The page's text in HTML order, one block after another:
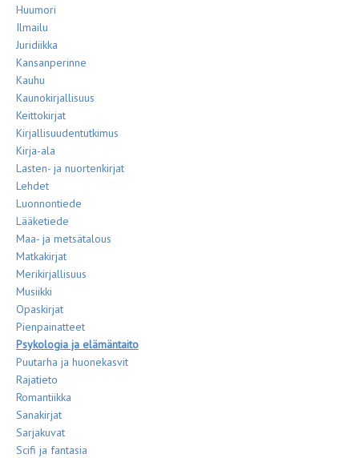
Huumori
Ilmailu
Juridiikka
Kansanperinne
Kauhu
Kaunokirjallisuus
Keittokirjat
Kirjallisuudentutkimus
Kirja-ala
Lasten- ja nuortenkirjat
Lehdet
Luonnontiede
Lääketiede
Maa- ja metsätalous
Matkakirjat
Merikirjallisuus
Musiikki
Opaskirjat
Pienpainatteet
Psykologia ja elämäntaito
Puutarha ja huonekasvit
Rajatieto
Romantiikka
Sanakirjat
Sarjakuvat
Scifi ja fantasia